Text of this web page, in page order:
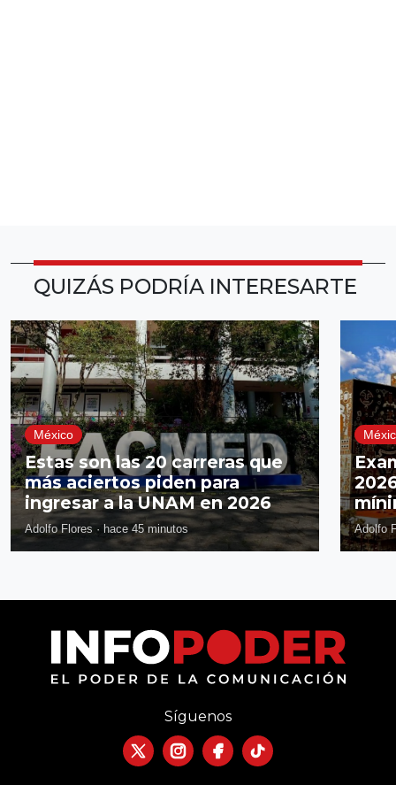
QUIZÁS PODRÍA INTERESARTE
México
Estas son las 20 carreras que
más aciertos piden para
ingresar a la UNAM en 2026
Adolfo Flores · hace 45 minutos Adolfo
Síguenos